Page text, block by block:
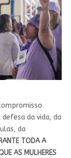
da vida, da
da
TODA A
AS MULHERES